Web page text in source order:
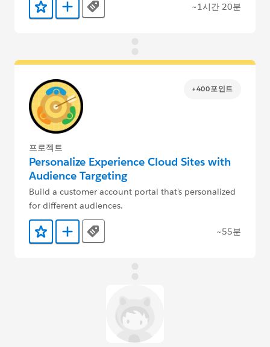
즐겨찾기에 추가
Trailmix에 추가
Tags ~1시간 20분
+400포인트
프로젝트
Personalize Experience Cloud Sites with
Audience Targeting
Build a customer account portal that's personalized
for different audiences.
즐겨찾기에 추가
Trailmix에 추가
Tags ~55분